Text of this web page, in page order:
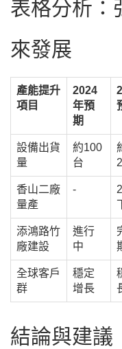
表格分析：
來發展
產能提升
項目
2024
年預
期
設備出貨
量
約100
台
香山二廠
量產
-
添鴻路竹
廠建設
進行
中
全球客戶
群
穩定
增長
結論與建議